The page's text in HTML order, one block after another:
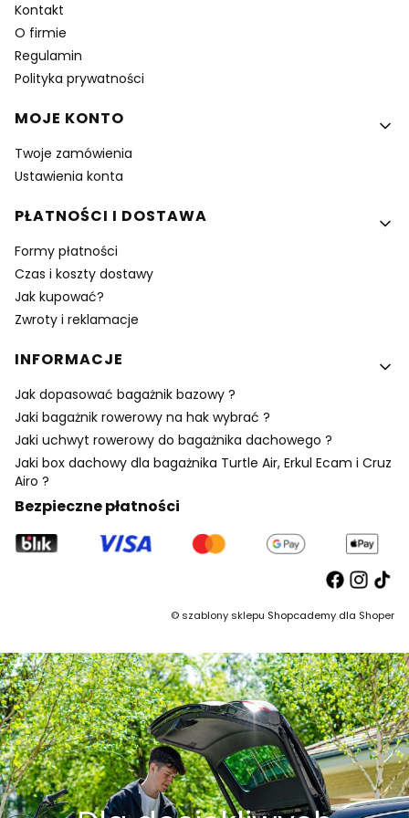
Kontakt
O firmie
Regulamin
Polityka prywatności
MOJE KONTO
Twoje zamówienia
Ustawienia konta
PŁATNOŚCI I DOSTAWA
Formy płatności
Czas i koszty dostawy
Jak kupować?
Zwroty i reklamacje
INFORMACJE
Jak dopasować bagażnik bazowy ?
Jaki bagażnik rowerowy na hak wybrać ?
Jaki uchwyt rowerowy do bagażnika dachowego ?
Jaki box dachowy dla bagażnika Turtle Air, Erkul Ecam i Cruz
Airo ?
Bezpieczne płatności
©szablony sklepu Shopcademy dla Shoper